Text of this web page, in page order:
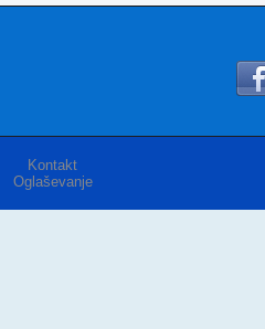
Kontakt
Oglaševanje